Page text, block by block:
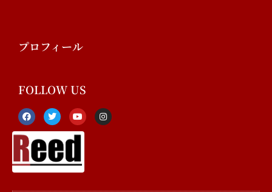
プロフィール
FOLLOW US
F
a
c
e
b
o
o
k
f
T
w
i
t
e
r
Y
o
u
t
e
I
n
s